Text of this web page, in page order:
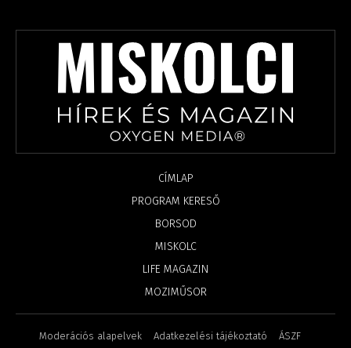
CÍMLAP
PROGRAM KERESŐ
BORSOD
MISKOLC
LIFE MAGAZIN
MOZIMŰSOR
Moderációs alapelvek Adatkezelési tájékoztató ÁSZF